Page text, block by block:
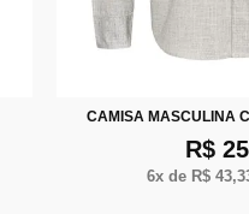
CAMISA MASCULINA
R$
6x de R$
M G